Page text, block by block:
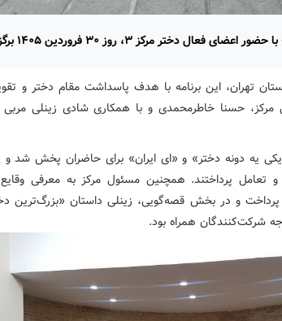
دختر مرکز ۳، روز ۳۰ فروردین ۱۴۰۵ برگزار شد.
تهران، این برنامه با هدف پاسداشت مقام دختر و
حسنا خاطرمحمدی و با همکاری شادی زینلی
یه دونه دختر» و «ای ایران» برای حاضران پخش شد و
تعامل پرداختند. همچنین مسئول مرکز به معرفی
و در بخش قصه‌گویی، زینلی داستان «بزرگ‌ترین
شرکت‌کنندگان همراه بود.